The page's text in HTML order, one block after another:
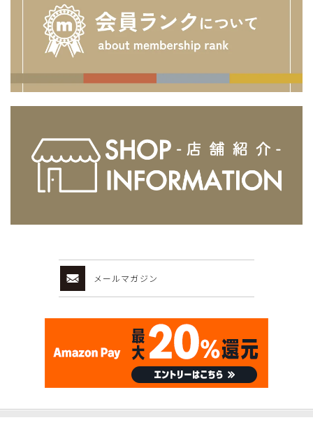
メールマガジン